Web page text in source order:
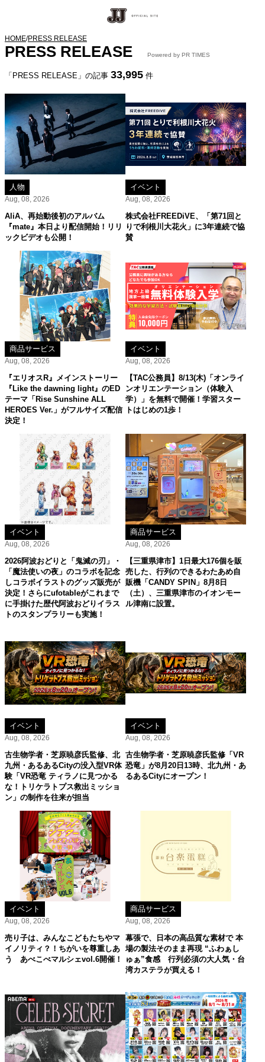
HOME/PRESS RELEASE
PRESS RELEASE Powered by PR TIMES
「PRESS RELEASE」の記事 33,995 件
人物
Aug, 08, 2026
AliA、再始動後初のアルバム
『mate』本日より配信開始！リリ
ックビデオも公開！
イベント
Aug, 08, 2026
株式会社FREEDiVE、「第71回と
りで利根川大花火」に3年連続で協
賛
商品サービス
Aug, 08, 2026
『エリオスR』メインストーリー
『Like the dawning light』のED
テーマ「Rise Sunshine ALL
HEROES Ver.」がフルサイズ配信
決定！
イベント
Aug, 08, 2026
【TAC公務員】8/13(木)「オンライ
ンオリエンテーション（体験入
学）」を無料で開催！学習スター
トはじめの1歩！
イベント
Aug, 08, 2026
2026阿波おどりと「鬼滅の刃」・
「魔法使いの夜」のコラボを記念
しコラボイラストのグッズ販売が
決定！さらにufotableがこれまで
に手掛けた歴代阿波おどりイラス
トのスタンプラリーも実施！
商品サービス
Aug, 08, 2026
【三重県津市】1日最大176個を販
売した、行列のできるわたあめ自
販機「CANDY SPIN」8月8日
（土）、三重県津市のイオンモー
ル津南に設置。
イベント
Aug, 08, 2026
古生物学者・芝原暁彦氏監修、北
九州・あるあるCityの没入型VR体
験「VR恐竜 ティラノに見つかる
な！トリケラトプス救出ミッショ
ン」の制作を往来が担当
イベント
Aug, 08, 2026
古生物学者・芝原暁彦氏監修「VR
恐竜」が8月20日13時、北九州・あ
るあるCityにオープン！
イベント
Aug, 08, 2026
売り子は、みんなこどもたちやマ
イノリティ？！ちがいを尊重しあ
う あべこべマルシェvol.6開催！
商品サービス
Aug, 08, 2026
幕張で、日本の高品質な素材で 本
場の製法そのまま再現 “ふわぁし
ゅぁ”食感 行列必須の大人気・台
湾カステラが買える！